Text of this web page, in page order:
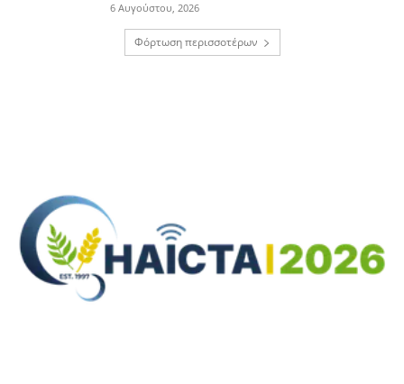
6 Αυγούστου, 2026
Φόρτωση περισσοτέρων